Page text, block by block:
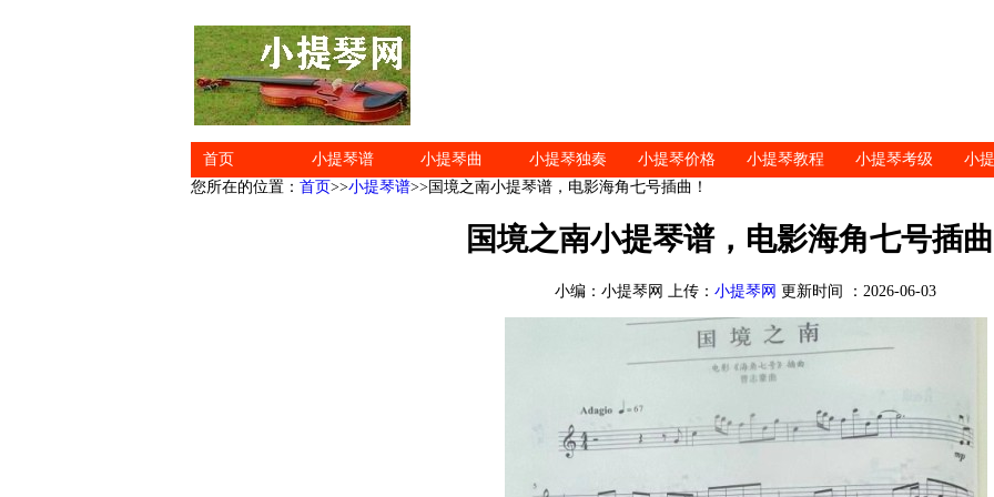
首页 小提琴谱 小提琴曲 小提琴独奏 小提琴价格 小提琴教程 小提琴考级 小
您所在的位置： 首页>>小提琴谱>>国境之南小提琴谱，电影海角七号插曲！
国境之南小提琴谱，电影海角七号插曲
小编：小提琴网 上传： 小提琴网 更新时间 ：2026-06-03